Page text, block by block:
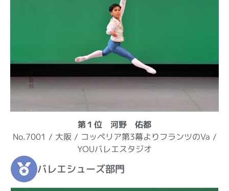
第１位 河野 佑都
No.7001 / 大阪 / コッペリア第3幕よりフランツのVa /
YOUバレエスタジオ
バレエシューズ部門